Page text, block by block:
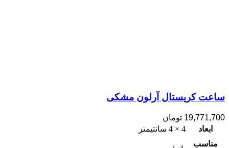
ساعت کریستال آرلون مشکی
19,771,700 تومان
ابعاد
4 × 4 سانتیمتر
مناسب